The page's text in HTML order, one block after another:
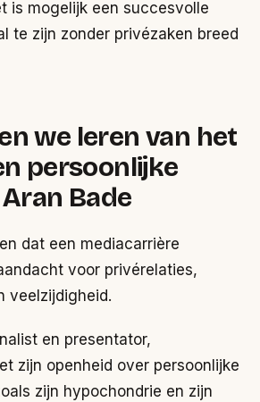
is mogelijk een succesvolle
te zijn zonder privézaken breed
we leren van het
persoonlijke
Bade
dat een mediacarrière
voor privérelaties,
veelzijdigheid.
en presentator,
zijn openheid over persoonlijke
zijn hypochondrie en zijn